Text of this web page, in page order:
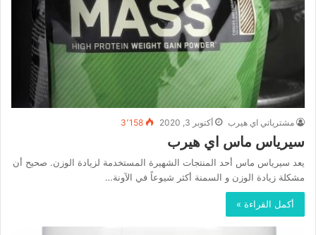
مشترياتي اي هيرب أكتوبر 3, 2020 3٬158
سيرياس ماس اي هيرب
يعد سيرياس ماس أحد المنتجات الشهيرة المستخدمة لزيادة الوزن. صحيح أن
مشكلة زيادة الوزن و السمنة أكثر شيوعاً في الآونة…
أكمل القراءة »